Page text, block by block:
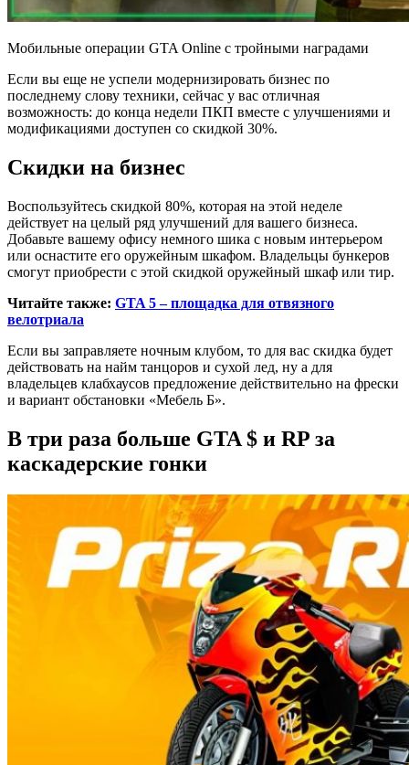
Мобильные операции GTA Online с тройными наградами
Если вы еще не успели модернизировать бизнес по
последнему слову техники, сейчас у вас отличная
возможность: до конца недели ПКП вместе с улучшениями и
модификациями доступен со скидкой 30%.
Скидки на бизнес
Воспользуйтесь скидкой 80%, которая на этой неделе
действует на целый ряд улучшений для вашего бизнеса.
Добавьте вашему офису немного шика с новым интерьером
или оснастите его оружейным шкафом. Владельцы бункеров
смогут приобрести с этой скидкой оружейный шкаф или тир.
Читайте также: GTA 5 – площадка для отвязного
велотриала
Если вы заправляете ночным клубом, то для вас скидка будет
действовать на найм танцоров и сухой лед, ну а для
владельцев клабхаусов предложение действительно на фрески
и вариант обстановки «Мебель Б».
В три раза больше GTA $ и RP за
каскадерские гонки